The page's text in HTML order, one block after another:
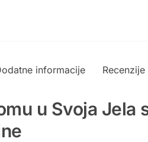
informacije Recenzije
u Svoja Jela